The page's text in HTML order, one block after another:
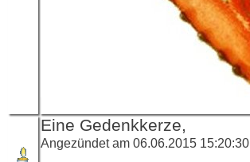
Eine Gedenkkerze,
Angezündet am 06.06.2015 15:20:30